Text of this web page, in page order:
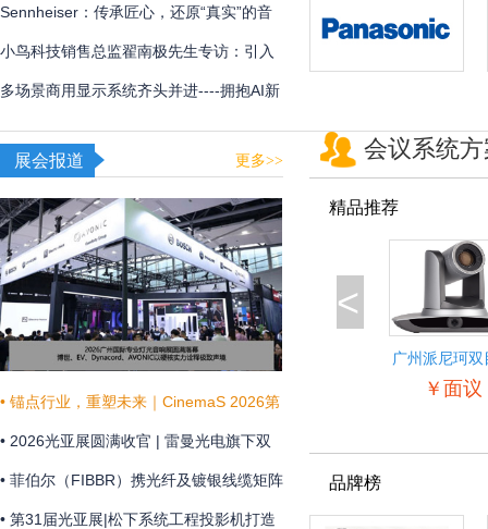
BRC-AM7在宁波射击世界杯中的系统化应
用
Sennheiser：传承匠心，还原“真实”的音
频体验
小鸟科技销售总监翟南极先生专访：引入
AI，在新赛道甩开竞争对手
多场景商用显示系统齐头并进----拥抱AI新
时代，不断提升商显技术和显示效果
展会报道 更多>>
• 锚点行业，重塑未来｜CinemaS 2026第
十三届上海国际电影论坛暨展览会共振启
幕
• 2026光亚展圆满收官 | 雷曼光电旗下双
企联袂演绎“光+未来”
• 菲伯尔（FIBBR）携光纤及镀银线缆矩阵
亮相 HAVE 2026 西安国际高级视听展
• 第31届光亚展|松下系统工程投影机打造
会议系统
精品推荐
<
广州派尼珂双
像机
￥面议
品牌榜